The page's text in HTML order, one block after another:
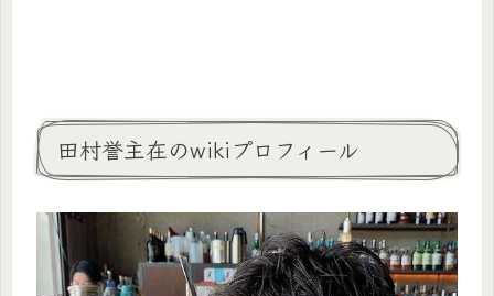
田村誉主在のwikiプロフィール